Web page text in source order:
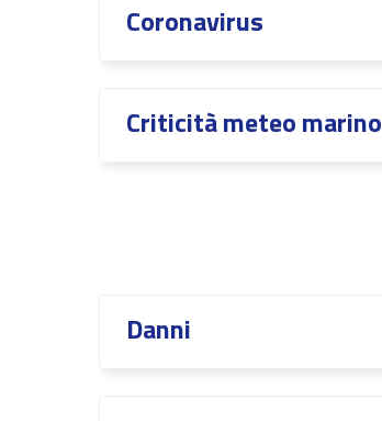
Coronavirus
Criticità meteo marino
Danni